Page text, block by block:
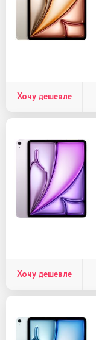
Хочу дешевле
Хочу дешевле